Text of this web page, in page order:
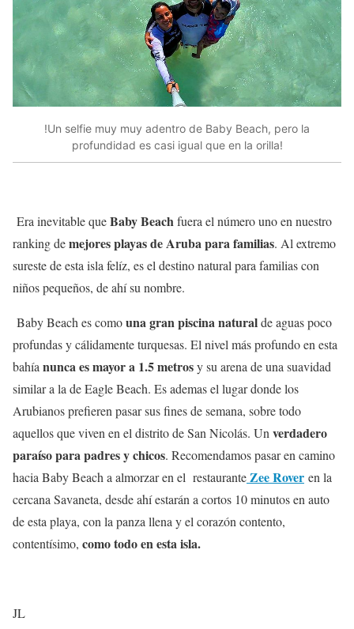
!Un selfie muy muy adentro de Baby Beach, pero la
profundidad es casi igual que en la orilla!
Era inevitable queBaby Beachfuera el número uno en nuestro
ranking demejores playas de Aruba para familias. Al extremo
sureste de esta isla felíz, es el destino natural para familias con
niños pequeños, de ahí su nombre.
Baby Beach es comouna gran piscina naturalde aguas poco
profundas y cálidamente turquesas. El nivel más profundo en esta
bahía nunca es mayor a 1.5 metrosy su arena de una suavidad
similar a la de Eagle Beach. Es ademas el lugar donde los
Arubianos prefieren pasar sus fines de semana, sobre todo
aquellos que viven en el distrito de San Nicolás. Un verdadero
paraíso para padres y chicos. Recomendamos pasar en camino
hacia Baby Beach a almorzar en el restauranteZee Rover en la
cercana Savaneta, desde ahí estarán a cortos 10 minutos en auto
de esta playa, con la panza llena y el corazón contento,
contentísimo, como todo en esta isla.
JL